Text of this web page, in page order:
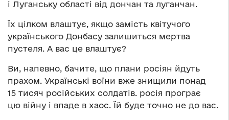
і Луганську області від дончан та луганчан.
Їх цілком влаштує, якщо замість квітучого
українського Донбасу залишиться мертва
пустеля. А вас це влаштує?
Ви, напевно, бачите, що плани росіян йдуть
прахом. Українські воїни вже знищили понад
15 тисяч російських солдатів. росія програє
цю війну і впаде в хаос. Їй буде точно не до вас.